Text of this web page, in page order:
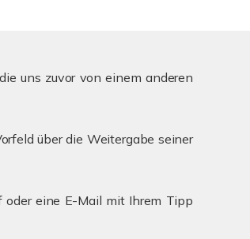
uns zuvor von einem anderen
über die Weitergabe seiner
oder eine E-Mail mit Ihrem Tipp